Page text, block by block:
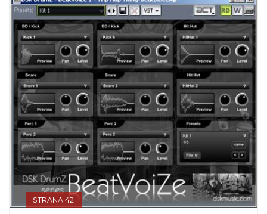
STRANA 42